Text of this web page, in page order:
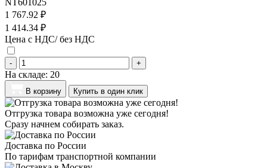
1 767.92 ₽
1 414.34 ₽
Цена с НДС/ без НДС
- +
На складе: 20
В корзину Купить в один клик
Отгрузка товара возможна уже сегодня!
Сразу начнем собирать заказ.
Доставка по России
По тарифам транспортной компании